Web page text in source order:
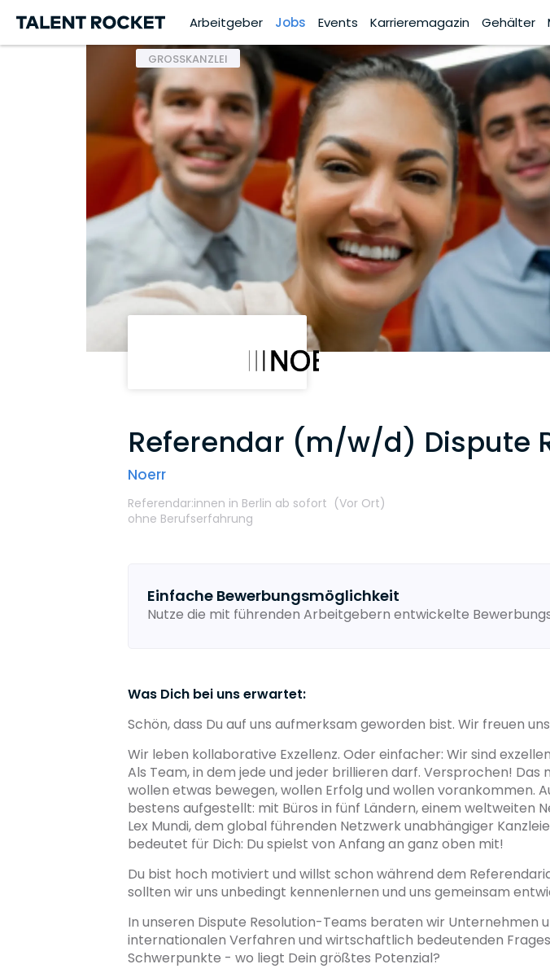
Arbeitgeber Jobs Events Karrieremagazin Gehälter
GROSSKANZLEI
Referendar (m/w/d) Dispute
Noerr
Referendar:innen in Berlin ab sofort (Vor Ort)
ohne Berufserfahrung
Einfache Bewerbungsmöglichkeit
Nutze die mit führenden Arbeitgebern entwickelte
Was Dich bei uns erwartet:
Schön, dass Du auf uns aufmerksam geworden bist. Wir freuen
Wir leben kollaborative Exzellenz. Oder einfacher: Wir sind
Als Team, in dem jede und jeder brillieren darf. Versprochen!
wollen etwas bewegen, wollen Erfolg und wollen vorankommen.
bestens aufgestellt: mit Büros in fünf Ländern, einem weltweiten
Lex Mundi, dem global führenden Netzwerk unabhängiger
bedeutet für Dich: Du spielst von Anfang an ganz oben mit!
Du bist hoch motiviert und willst schon während dem
sollten wir uns unbedingt kennenlernen und uns gemeinsam
In unseren Dispute Resolution-Teams beraten wir Unternehmen
internationalen Verfahren und wirtschaftlich bedeutenden
Schwerpunkte - wo liegt Dein größtes Potenzial?